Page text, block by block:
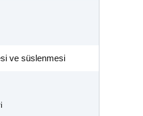
ve süslenmesi